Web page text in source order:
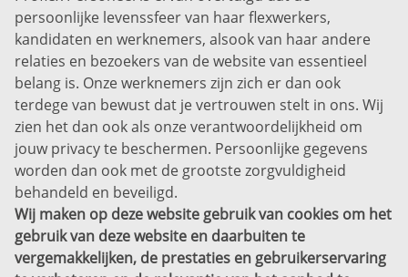
Bel ons:+31 (0)85 0450040
Prins Willem-Alexanderlaan 301
7311 SW Apeldoorn
Disclaimer
Privacyverklaring
Sitemap
Copyright
Bekijk ook eens
persoonlijke levenssfeer van haar flexwerkers,
kandidaten en werknemers, alsook van haar andere
relaties en bezoekers van de website van essentieel
belang is. Onze werknemers zijn zich er dan ook
terdege van bewust dat je vertrouwen stelt in ons. Wij
zien het dan ook als onze verantwoordelijkheid om
jouw privacy te beschermen. Persoonlijke gegevens
worden dan ook met de grootste zorgvuldigheid
behandeld en beveiligd.
Wij maken op deze website gebruik van cookies om het
gebruik van deze website en daarbuiten te
vergemakkelijken, de prestaties en gebruikerservaring